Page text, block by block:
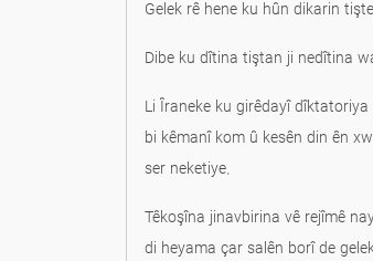
Gelek rê hene ku hûn dikarin
Dibe ku dîtina tiştan ji nedîtina
Li Îraneke ku girêdayî
bi kêmanî kom û kesên din ên
ser neketiye.
Têkoşîna jinavbirina vê rejîmê
di heyama çar salên borî de